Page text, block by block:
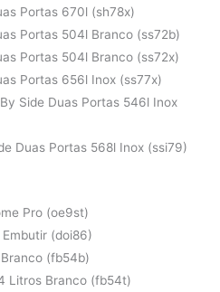
Portas 670l (sh78x)
Portas 504l Branco (ss72b)
Portas 504l Branco (ss72x)
Portas 656l Inox (ss77x)
Side Duas Portas 546l Inox
Duas Portas 568l Inox (ssi79)
Pro (oe9st)
(doi86)
(fb54b)
Litros Branco (fb54t)